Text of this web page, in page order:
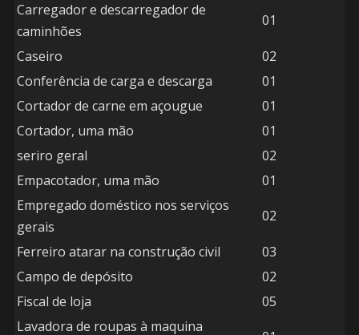
Carregador e descarregador de
caminhões
01
Caseiro
02
Conferência de carga e descarga
01
Cortador de carne em açougue
01
Cortador, uma mão
01
seriro geral
02
Empacotador, uma mão
01
Empregado doméstico nos serviços
gerais
02
Ferreiro atarar na construção civil
03
Campo de depósito
02
Fiscal de loja
05
Lavadora de roupas à maquina